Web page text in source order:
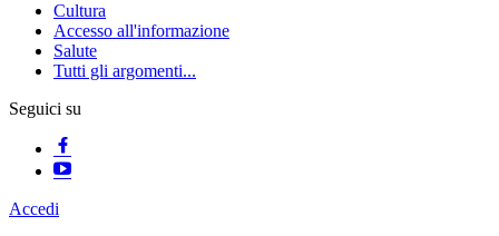
Cultura
Accesso all'informazione
Salute
Tutti gli argomenti...
Seguici su
Accedi